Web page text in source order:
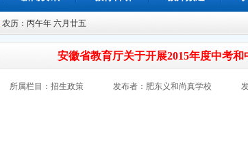
农历：丙午年 六月廿五
安徽省教育厅关于开展2015年度中考
所属栏目：招生政策 发布者：肥东义和尚真学校